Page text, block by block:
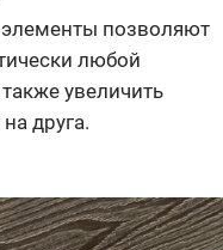
позволяют
любой
увеличить
друга.